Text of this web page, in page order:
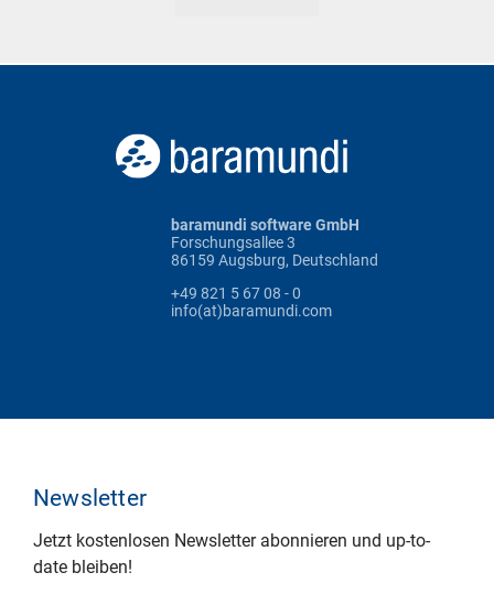
baramundi software GmbH
Forschungsallee 3
86159 Augsburg, Deutschland
+49 821 5 67 08 - 0
info(at)baramundi.com
Newsletter
Jetzt kostenlosen Newsletter abonnieren und up-to-
date bleiben!